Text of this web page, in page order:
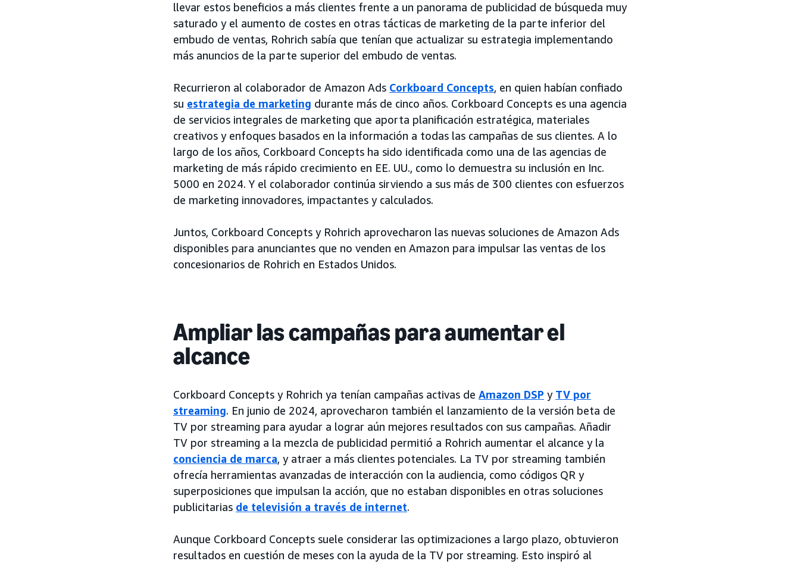
llevar estos beneficios a más clientes frente a un panorama de publicidad de búsqueda muy
saturado y el aumento de costes en otras tácticas de marketing de la parte inferior del
embudo de ventas, Rohrich sabía que tenían que actualizar su estrategia implementando
más anuncios de la parte superior del embudo de ventas.
Recurrieron al colaborador de Amazon Ads Corkboard Concepts, en quien habían confiado
su estrategia de marketing durante más de cinco años. Corkboard Concepts es una agencia
de servicios integrales de marketing que aporta planificación estratégica, materiales
creativos y enfoques basados en la información a todas las campañas de sus clientes. A lo
largo de los años, Corkboard Concepts ha sido identificada como una de las agencias de
marketing de más rápido crecimiento en EE. UU., como lo demuestra su inclusión en Inc.
5000 en 2024. Y el colaborador continúa sirviendo a sus más de 300 clientes con esfuerzos
de marketing innovadores, impactantes y calculados.
Juntos, Corkboard Concepts y Rohrich aprovecharon las nuevas soluciones de Amazon Ads
disponibles para anunciantes que no venden en Amazon para impulsar las ventas de los
concesionarios de Rohrich en Estados Unidos.
Ampliar las campañas para aumentar el
alcance
Corkboard Concepts y Rohrich ya tenían campañas activas de Amazon DSP y TV por
streaming. En junio de 2024, aprovecharon también el lanzamiento de la versión beta de
TV por streaming para ayudar a lograr aún mejores resultados con sus campañas. Añadir
TV por streaming a la mezcla de publicidad permitió a Rohrich aumentar el alcance y la
conciencia de marca, y atraer a más clientes potenciales. La TV por streaming también
ofrecía herramientas avanzadas de interacción con la audiencia, como códigos QR y
superposiciones que impulsan la acción, que no estaban disponibles en otras soluciones
publicitarias de televisión a través de internet.
Aunque Corkboard Concepts suele considerar las optimizaciones a largo plazo, obtuvieron
resultados en cuestión de meses con la ayuda de la TV por streaming. Esto inspiró al